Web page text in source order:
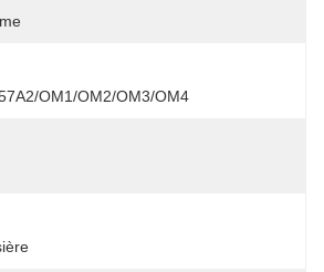
OM1/OM2/OM3/OM4